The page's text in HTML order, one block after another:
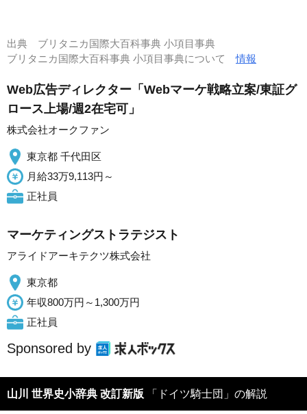
出典 ブリタニカ国際大百科事典 小項目事典
ブリタニカ国際大百科事典 小項目事典について情報
Web広告ディレクター「Webマーケ戦略立案/東証グ
ロース上場/週2在宅可」
株式会社オークファン
東京都 千代田区
月給33万9,113円～
正社員
マーケティングストラテジスト
アライドアーキテクツ株式会社
東京都
年収800万円～1,300万円
正社員
Sponsored by
山川 世界史小辞典 改訂新版 「ドイツ騎士団」の解説